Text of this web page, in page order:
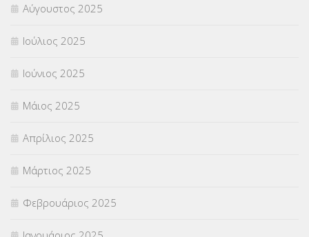
Χωρίς κατηγορία
Αύγουστος 2025
Ιούλιος 2025
Ιούνιος 2025
Μάιος 2025
Απρίλιος 2025
Μάρτιος 2025
Φεβρουάριος 2025